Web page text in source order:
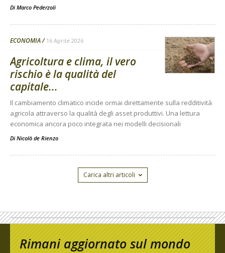
Di Marco Pederzoli
ECONOMIA 16 Aprile 2026
Agricoltura e clima, il vero
rischio è la qualità del
capitale...
Il cambiamento climatico incide ormai direttamente sulla redditività
agricola attraverso la qualità degli asset produttivi. Una lettura
economica ancora poco integrata nei modelli decisionali
Di Nicolò de Rienzo
Carica altri articoli
Rimani aggiornato sul mondo